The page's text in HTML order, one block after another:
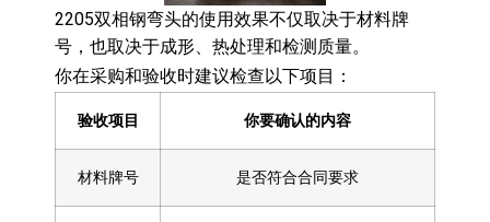
2205双相钢弯头的使用效果不仅取决于材料牌
号，也取决于成形、热处理和检测质量。
你在采购和验收时建议检查以下项目：
验收项目 你要确认的内容
材料牌号 是否符合合同要求